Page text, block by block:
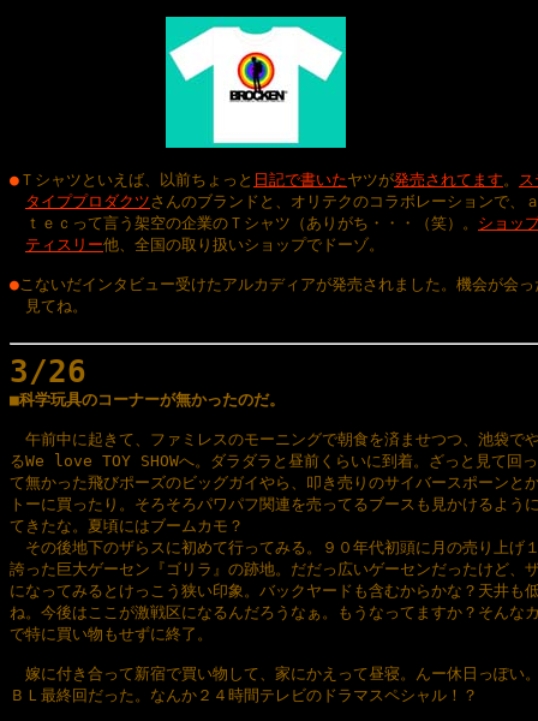
● Ｔシャツといえば、以前ちょっと 日記で書いたヤツが発売されてます 。
タイププロダクツさんのブランドと、オリテクのコラボレーションで、
ｔｅｃって言う架空の企業のＴシャツ（ありがち・・・（笑）。 ショッ
ティスリー他、全国の取り扱いショップでドーゾ。
● こないだインタビュー受けたアルカディアが発売されました。機会が会っ
見てね。
3/26
■科学玩具のコーナーが無かったのだ。
午前中に起きて、ファミレスのモーニングで朝食を済ませつつ、池袋で
るWe love TOY SHOWへ。ダラダラと昼前くらいに到着。ざっと見て回
て無かった飛びポーズのビッグガイやら、叩き売りのサイバースポーンと
トーに買ったり。そろそろパワパフ関連を売ってるブースも見かけるよう
てきたな。夏頃にはブームカモ？
その後地下のザらスに初めて行ってみる。９０年代初頭に月の売り上げ
誇った巨大ゲーセン『ゴリラ』の跡地。だだっ広いゲーセンだったけど、
になってみるとけっこう狭い印象。バックヤードも含むからかな？天井も
ね。今後はここが激戦区になるんだろうなぁ。もうなってますか？そんな
で特に買い物もせずに終了。
嫁に付き合って新宿で買い物して、家にかえって昼寝。んー休日っぽい
ＢＬ最終回だった。なんか２４時間テレビのドラマスペシャル！？